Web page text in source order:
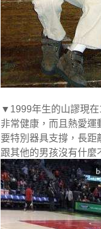
▼1999年生的山謬現在
非常健康，而且熱愛運
要特別器具支撐，長距
跟其他的男孩沒有什麼